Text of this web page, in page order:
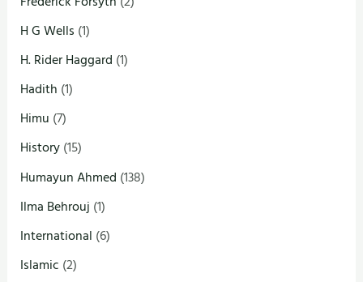
H G Wells (1)
H. Rider Haggard (1)
Hadith (1)
Himu (7)
History(15)
Humayun Ahmed (138)
Ilma Behrouj (1)
International (6)
Islamic (2)